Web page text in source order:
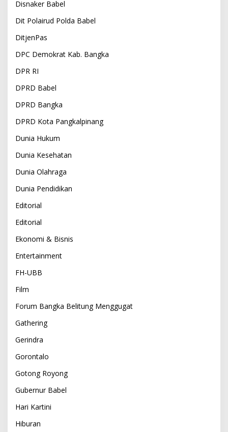
Disnaker Babel
Dit Polairud Polda Babel
DitjenPas
DPC Demokrat Kab. Bangka
DPR RI
DPRD Babel
DPRD Bangka
DPRD Kota Pangkalpinang
Dunia Hukum
Dunia Kesehatan
Dunia Olahraga
Dunia Pendidikan
Editorial
Editorial
Ekonomi & Bisnis
Entertainment
FH-UBB
Film
Forum Bangka Belitung Menggugat
Gathering
Gerindra
Gorontalo
Gotong Royong
Gubernur Babel
Hari Kartini
Hiburan